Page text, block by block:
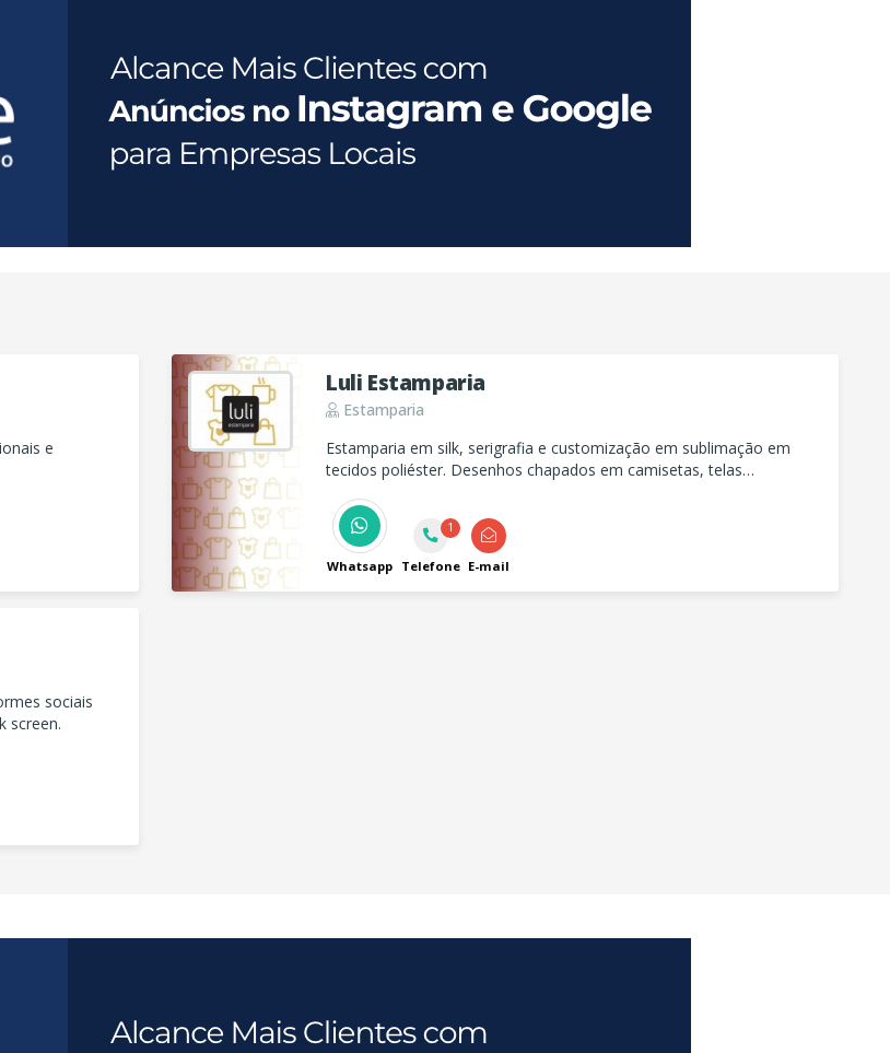
e
Luli Estamparia
Estamparia
Estamparia em silk, serigrafia e customização em sublimação em
tecidos poliéster. Desenhos chapados em camisetas, telas
Whatsapp
1
Telefone E-mail
sociais
screen.